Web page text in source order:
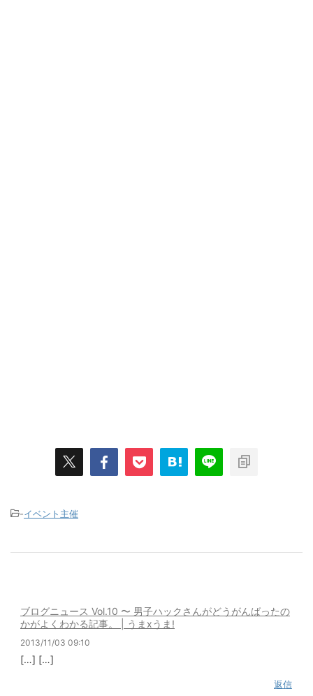
-イベント主催
ブログニュース Vol.10 〜 男子ハックさんがどうがんばったの
かがよくわかる記事。 | うまxうま!
2013/11/03 09:10
[…] […]
返信